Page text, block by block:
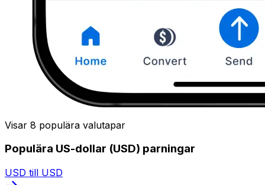
Visar 8 populära valutapar
Populära US-dollar (USD) parningar
USD till USD